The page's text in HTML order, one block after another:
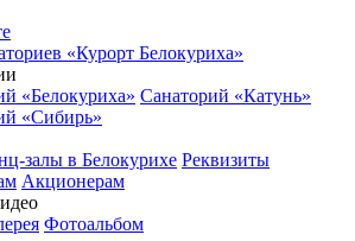
«Курорт Белокуриха»
«Белокуриха» Санаторий «Катунь»
«Сибирь»
залы в Белокурихе Реквизиты
Акционерам
Фотоальбом